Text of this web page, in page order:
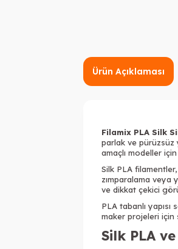
Ürün Açıklaması
Filamix PLA Silk
parlak ve pürüzsüz
amaçlı modeller
Silk PLA filament
zımparalama
ve dikkat çekici
PLA tabanlı
maker projeleri için
Silk PLA